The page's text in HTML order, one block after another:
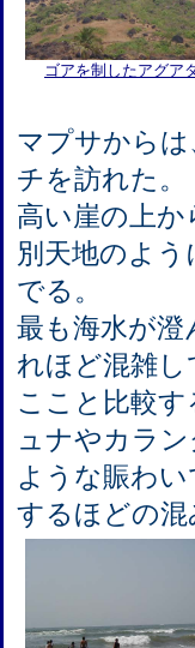
ゴアを制したアグア
マプサからは
チを訪れた。
高い崖の上か
別天地のよ
でる。
最も海水が
れほど混雑し
ここと比較
ュナやカラ
ような賑わ
するほどの混